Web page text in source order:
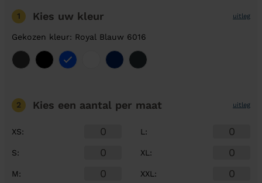
1 Kies uw kleur uitleg
Gekozen kleur: Royal Blauw 6016
2 Kies een aantal per maat uitleg
XS:
S:
M:
L :
XL :
XXL :